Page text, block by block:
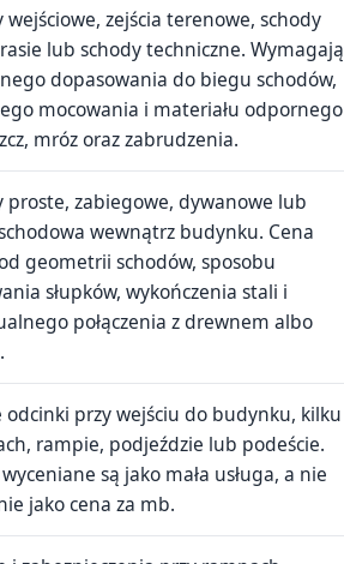
wejściowe, zejścia terenowe, schody
lub schody techniczne. Wymagają
dopasowania do biegu schodów,
mocowania i materiału odpornego
mróz oraz zabrudzenia.
proste, zabiegowe, dywanowe lub
wewnątrz budynku. Cena
geometrii schodów, sposobu
słupków, wykończenia stali i
połączenia z drewnem albo
odcinki przy wejściu do budynku, kilku
rampie, podjeździe lub podeście.
są jako mała usługa, a nie
jako cena za mb.